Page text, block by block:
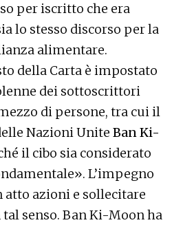
per iscritto che era
lo stesso discorso per la
alimentare.
della Carta è impostato
dei sottoscrittori
di persone, tra cui il
Nazioni Unite Ban Ki-
il cibo sia considerato
L’impegno
azioni e sollecitare
senso. Ban Ki-Moon ha